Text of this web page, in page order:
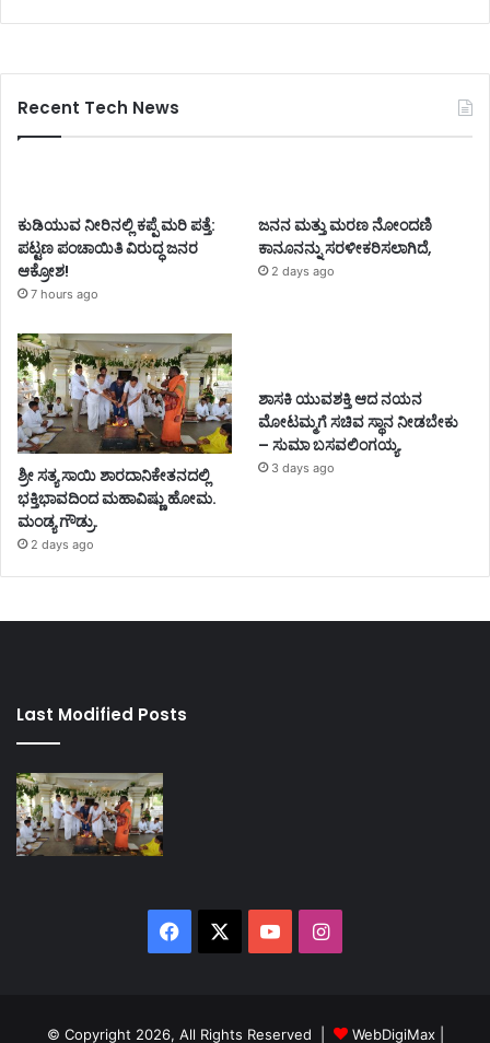
Recent Tech News
ಕುಡಿಯುವ ನೀರಿನಲ್ಲಿ ಕಪ್ಪೆ ಮರಿ ಪತ್ತೆ:
ಪಟ್ಟಣ ಪಂಚಾಯಿತಿ ವಿರುದ್ಧ ಜನರ
ಆಕ್ರೋಶ!
7 hours ago
ಜನನ ಮತ್ತು ಮರಣ ನೋಂದಣಿ
ಕಾನೂನನ್ನು ಸರಳೀಕರಿಸಲಾಗಿದೆ,
2 days ago
ಶ್ರೀ ಸತ್ಯ ಸಾಯಿ ಶಾರದಾನಿಕೇತನದಲ್ಲಿ
ಭಕ್ತಿಭಾವದಿಂದ ಮಹಾವಿಷ್ಣು ಹೋಮ.
ಮಂಡ್ಯ ಗೌಡ್ರು.
2 days ago
ಶಾಸಕಿ ಯುವಶಕ್ತಿ ಆದ ನಯನ
ಮೋಟಮ್ಮಗೆ ಸಚಿವ ಸ್ಥಾನ ನೀಡಬೇಕು
– ಸುಮಾ ಬಸವಲಿಂಗಯ್ಯ.
3 days ago
Last Modified Posts
Facebook YouTubeInstagram
© Copyright 2026, All Rights Reserved | WebDigiMax|